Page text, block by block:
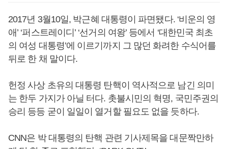
2017년 3월10일, 박근혜 대통령이 파면됐다. ‘비운의 영
애’ ‘퍼스트레이디’ ‘선거의 여왕’ 등에서 ‘대한민국 최초
의 여성 대통령’에 이르기까지 그 많던 화려한 수식어를
뒤로 한 채 말이다.
헌정 사상 초유의 대통령 탄핵이 역사적으로 남긴 의미
는 한두 가지가 아닐 터다. 촛불시민의 혁명, 국민주권의
승리 등등 굳이 일일이 열거할 필요도 없을 듯하다.
CNN은 박 대통령의 탄핵 관련 기사제목을 대문짝만하